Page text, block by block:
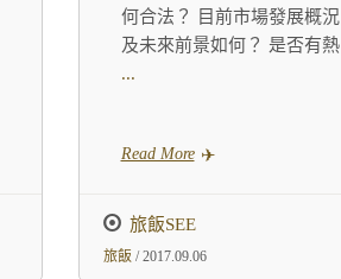
何合法？ 目前市場發展概況
及未來前景如何？ 是否有熱
...
Read More
旅飯SEE
旅飯 / 2017.09.06